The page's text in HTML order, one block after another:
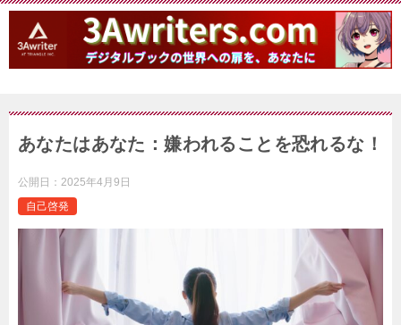
あなたはあなた：嫌われることを恐れるな！
公開日： 2025年4月9日
自己啓発